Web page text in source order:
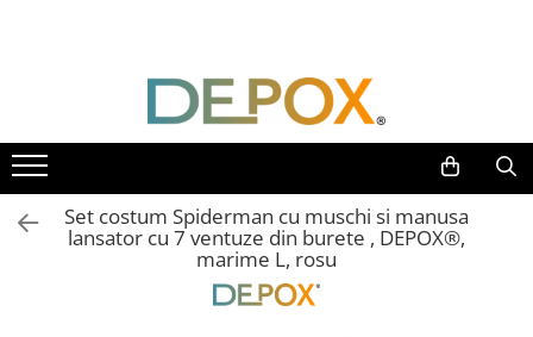
Toate Produsele
SPORT & TIMP LIBER
AUTOAPARARE
Pumnaluri si boxuri
Bastoane telescopice si nunceaguri
Set costum Spiderman cu muschi si manusa
lansator cu 7 ventuze din burete , DEPOX®,
marime L, rosu